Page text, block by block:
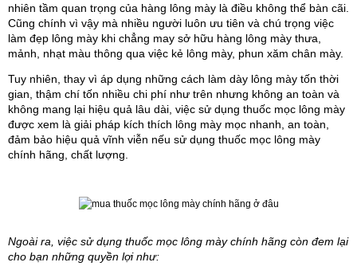
nhiên tầm quan trọng của hàng lông mày là điều không thể bàn cãi.
Cũng chính vì vậy mà nhiều người luôn ưu tiên và chú trọng việc
làm đẹp lông mày khi chẳng may sở hữu hàng lông mày thưa,
mảnh, nhạt màu thông qua việc kẻ lông mày, phun xăm chân mày.
Tuy nhiên, thay vì áp dụng những cách làm dày lông mày tốn thời
gian, thậm chí tốn nhiều chi phí như trên nhưng không an toàn và
không mang lại hiệu quả lâu dài, việc sử dụng thuốc mọc lông mày
được xem là giải pháp kích thích lông mày mọc nhanh, an toàn,
đảm bảo hiệu quả vĩnh viễn nếu sử dụng thuốc mọc lông mày
chính hãng, chất lượng.
Ngoài ra, việc sử dụng thuốc mọc lông mày chính hãng còn đem lại
cho bạn những quyền lợi như: